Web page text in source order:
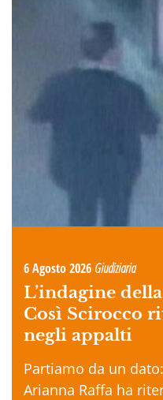
6 Agosto 2026 Giudiziaria
L’indagine
Così Scirocco
negli appalti
Partiamo da un
Arianna Raffa ha